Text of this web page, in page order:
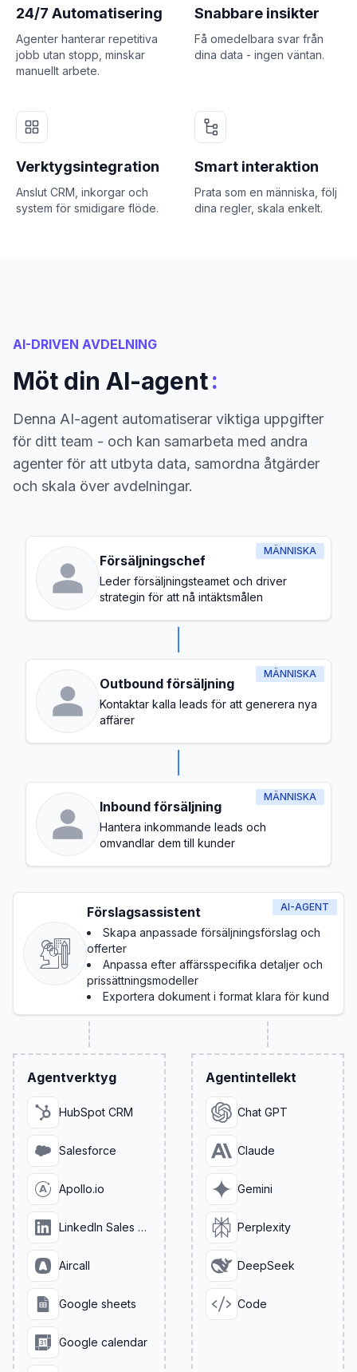
24/7 Automatisering
Agenter hanterar repetitiva
jobb utan stopp, minskar
manuellt arbete.
Snabbare insikter
Få omedelbara svar från
dina data - ingen väntan.
Verktygsintegration
Anslut CRM, inkorgar och
system för smidigare flöde.
Smart interaktion
Prata som en människa, följ
dina regler, skala enkelt.
AI-DRIVEN AVDELNING
Möt din AI-agent:
Denna AI-agent automatiserar viktiga uppgifter
för ditt team - och kan samarbeta med andra
agenter för att utbyta data, samordna åtgärder
och skala över avdelningar.
MÄNNISKA
Försäljningschef
Leder försäljningsteamet och driver
strategin för att nå intäktsmålen
MÄNNISKA
Outbound försäljning
Kontaktar kalla leads för att generera nya
affärer
MÄNNISKA
Inbound försäljning
Hantera inkommande leads och
omvandlar dem till kunder
AI-AGENT
Förslagsassistent
Skapa anpassade försäljningsförslag och
offerter
Anpassa efter affärsspecifika detaljer och
prissättningsmodeller
Exportera dokument i format klara för kund
Agentverktyg
HubSpot CRM
Salesforce
Apollo.io
LinkedIn Sales Navigator
Aircall
Google sheets
Google calendar
Agentintellekt
Chat GPT
Claude
Gemini
Perplexity
DeepSeek
Code